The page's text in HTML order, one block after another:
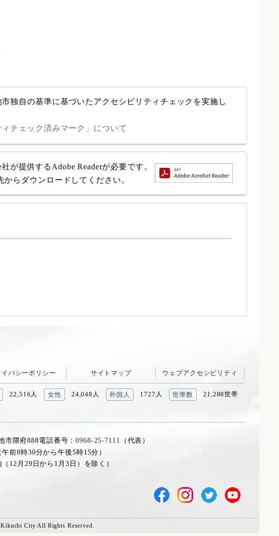
独自の基準に基づいたアクセシビリティチェックを実施し
ィチェック済みマーク」について
が提供するAdobe Readerが必要です。
らダウンロードしてください。
イバシーポリシー サイトマップ ウェブアクセシビリティ
22,516人 女性 24,048人 外国人 1727人 世帯数 21,288世帯
市隈府888電話番号：0968-25-7111
（代表）
前8時30分から午後5時15分）
12月29日から1月3日）を除く）
City All Rights Reserved.